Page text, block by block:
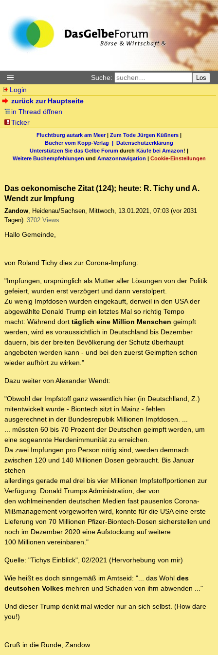
Suche: Los
Login
zurück zur Hauptseite
in Thread öffnen
Ticker
Fluchtburg autark am Meer| Zum Tode Jürgen Küßners |
Bücher vom Kopp-Verlag | Datenschutzerklärung
Unterstützen Sie das Gelbe Forum durch Käufe bei Amazon! |
Weitere Buchempfehlungen und Amazonnavigation | Cookie-Einstellungen
Das oekonomische Zitat (124); heute: R. Tichy und A.
Wendt zur Impfung
Zandow, Heidenau/Sachsen, Mittwoch, 13.01.2021, 07:03 (vor 2031
Tagen) 3702 Views
Hallo Gemeinde,
von Roland Tichy dies zur Corona-Impfung:
"Impfungen, ursprünglich als Mutter aller Lösungen von der Politik
gefeiert, wurden erst verzögert und dann verstolpert.
Zu wenig Impfdosen wurden eingekauft, derweil in den USA der
abgewählte Donald Trump ein letztes Mal so richtig Tempo
macht: Während dort täglich eine Million Menschen geimpft
werden, wird es voraussichtlich in Deutschland bis Dezember
dauern, bis der breiten Bevölkerung der Schutz überhaupt
angeboten werden kann - und bei den zuerst Geimpften schon
wieder aufhört zu wirken."
Dazu weiter von Alexander Wendt:
"Obwohl der Impfstoff ganz wesentlich hier (in Deutschlland, Z.)
mitentwickelt wurde - Biontech sitzt in Mainz - fehlen
ausgerechnet in der Bundesrepubik Millionen Impfdosen. ...
... müssten 60 bis 70 Prozent der Deutschen geimpft werden, um
eine sogeannte Herdenimmunität zu erreichen.
Da zwei Impfungen pro Person nötig sind, werden demnach
zwischen 120 und 140 Millionen Dosen gebraucht. Bis Januar
stehen
allerdings gerade mal drei bis vier Millionen Impfstoffportionen zur
Verfügung. Donald Trumps Administration, der von
den wohlmeinenden deutschen Medien fast pausenlos Corona-
Mißmanagement vorgeworfen wird, konnte für die USA eine erste
Lieferung von 70 Millionen Pfizer-Biontech-Dosen sicherstellen und
noch im Dezember 2020 eine Aufstockung auf weitere
100 Millionen vereinbaren."
Quelle: "Tichys Einblick", 02/2021 (Hervorhebung von mir)
Wie heißt es doch sinngemäß im Amtseid: "... das Wohl des
deutschen Volkes mehren und Schaden von ihm abwenden ..."
Und dieser Trump denkt mal wieder nur an sich selbst. (How dare
you!)
Gruß in die Runde, Zandow